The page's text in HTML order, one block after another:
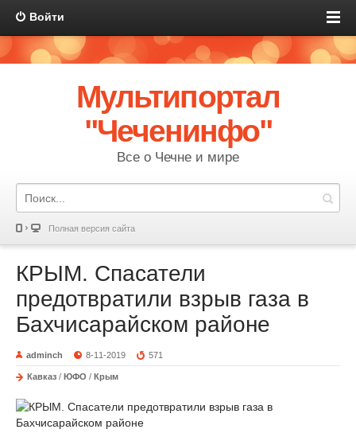
Войти
Мультипортал
"Чеченинфо"
Все о Чечне и мире
Полная версия сайта
КРЫМ. Спасатели
предотвратили взрыв газа в
Бахчисарайском районе
adminch 8-11-2019 571
Кавказ / ЮФО / Крым